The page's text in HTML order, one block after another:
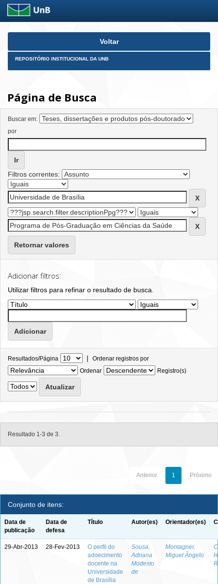
Skip
Voltar
REPOSITÓRIO INSTITUCIONAL DA UNB
Página de Busca
Buscar em:
por
Filtros correntes:
Retornar valores
Adicionar filtros:
Utilizar filtros para refinar o resultado de busca.
Resultados/Página | Ordenar registros por
Ordenar
Registro(s)
Resultado 1-3 de 3.
Anterior 1 Próximo
Conjunto de itens:
Data de
publicação
Data de
defesa
Título Autor(es) Orientador(es)
29-Abr-2013 28-Fev-2013
O perfil do
adoecimento
docente na
Universidade
de Brasília
Sousa,
Adriana
Modesto
de
Montagner,
Miguel Ângelo